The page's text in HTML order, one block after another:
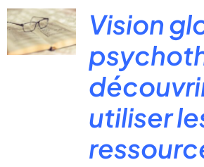
Vision
utiliser